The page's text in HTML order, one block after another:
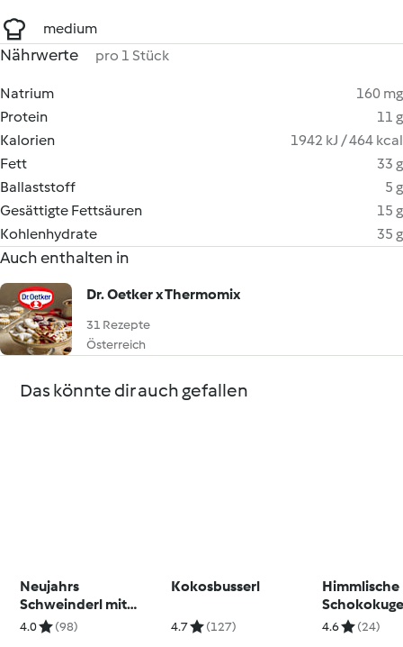
medium
Nährwerte pro 1 Stück
Natrium
160 mg
Protein
11 g
Kalorien
1942 kJ / 464 kcal
Fett
33 g
Ballaststoff
5 g
Gesättigte Fettsäuren
15 g
Kohlenhydrate
35 g
Auch enthalten in
Dr. Oetker x Thermomix
31 Rezepte
Österreich
Das könnte dir auch gefallen
Neujahrs
Schweinderl mit
süßer Nussfülle
4.0 (98)
Kokosbusserl
4.7 (127)
Himmlische
4.6 (24)